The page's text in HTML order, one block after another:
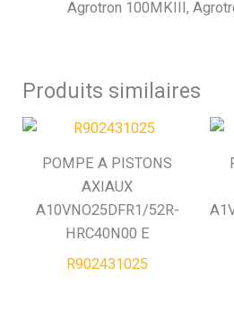
Agrotron 100MKIII,
Produits similaires
POMPE A PISTONS
AXIAUX
A10VNO25DFR1/52R-
HRC40N00 E
R902431025